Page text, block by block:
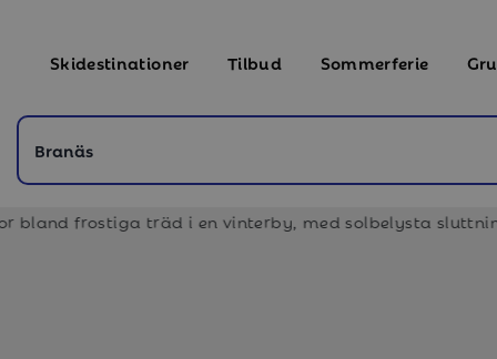
Skidestinationer Tilbud Sommerferie